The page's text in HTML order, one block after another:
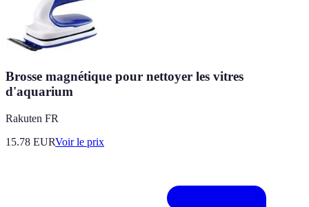
Brosse magnétique pour nettoyer les vitres
d'aquarium
Rakuten FR
15.78 EURVoir le prix